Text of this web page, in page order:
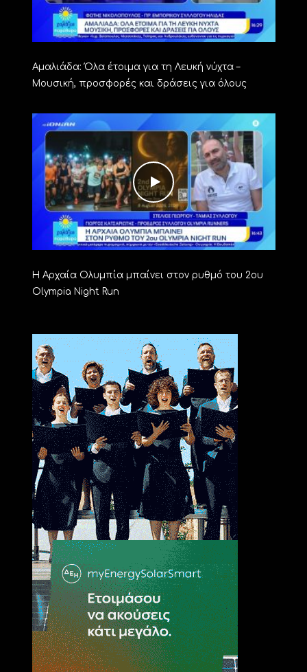
Αμαλιάδα: Όλα έτοιμα για τη Λευκή νύχτα –
Μουσική, προσφορές και δράσεις για όλους
Η Αρχαία Ολυμπία μπαίνει στον ρυθμό του 2ου
Olympia Night Run